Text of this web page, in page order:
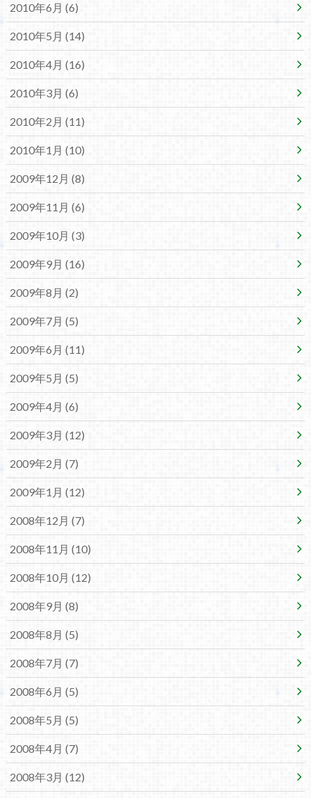
2010年6月 (6)
2010年5月 (14)
2010年4月 (16)
2010年3月 (6)
2010年2月 (11)
2010年1月 (10)
2009年12月 (8)
2009年11月 (6)
2009年10月 (3)
2009年9月 (16)
2009年8月 (2)
2009年7月 (5)
2009年6月 (11)
2009年5月 (5)
2009年4月 (6)
2009年3月 (12)
2009年2月 (7)
2009年1月 (12)
2008年12月 (7)
2008年11月 (10)
2008年10月 (12)
2008年9月 (8)
2008年8月 (5)
2008年7月 (7)
2008年6月 (5)
2008年5月 (5)
2008年4月 (7)
2008年3月 (12)